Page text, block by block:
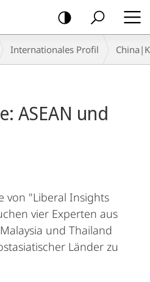
Internationales Profil
ASEAN und
von "Liberal Insights
vier Experten aus
und Thailand
Länder zu